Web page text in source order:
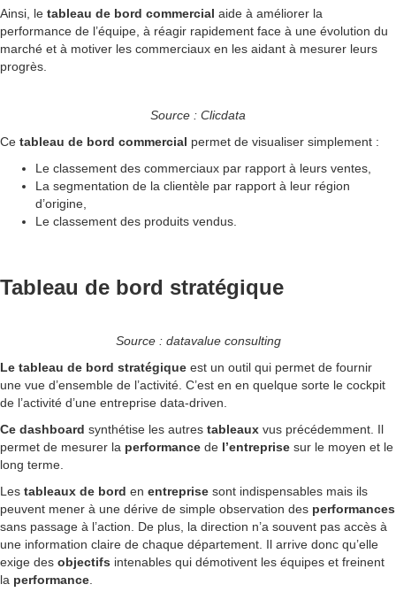
Ainsi, le tableau de bord commercial aide à améliorer la
performance de l’équipe, à réagir rapidement face à une évolution du
marché et à motiver les commerciaux en les aidant à mesurer leurs
progrès.
Source : Clicdata
Ce tableau de bord commercial permet de visualiser simplement :
Le classement des commerciaux par rapport à leurs ventes,
La segmentation de la clientèle par rapport à leur région
d’origine,
Le classement des produits vendus.
Tableau de bord stratégique
Source : datavalue consulting
Le tableau de bord stratégique est un outil qui permet de fournir
une vue d’ensemble de l’activité. C’est en en quelque sorte le cockpit
de l’activité d’une entreprise data-driven.
Ce dashboard synthétise les autres tableaux vus précédemment. Il
permet de mesurer la performance de l’entreprise sur le moyen et le
long terme.
Les tableaux de bord en entreprise sont indispensables mais ils
peuvent mener à une dérive de simple observation des performances
sans passage à l’action. De plus, la direction n’a souvent pas accès à
une information claire de chaque département. Il arrive donc qu’elle
exige des objectifs intenables qui démotivent les équipes et freinent
la performance